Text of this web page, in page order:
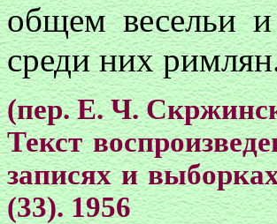
общем весельи
среди них
(пер. Е. Ч.
Текст
записях и
(33). 1956